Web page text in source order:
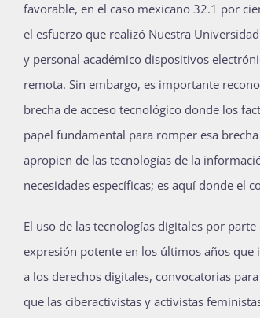
favorable, en el caso mexicano 32.1 por
el esfuerzo que realizó Nuestra
y personal académico dispositivos
remota. Sin embargo, es importante
brecha de acceso tecnológico donde los
papel fundamental para romper esa
apropien de las tecnologías de la
necesidades específicas; es aquí donde el
El uso de las tecnologías digitales por
expresión potente en los últimos años
a los derechos digitales, convocatorias
que las ciberactivistas y activistas